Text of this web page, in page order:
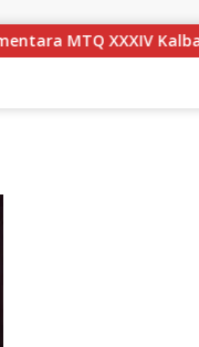
MTQ XXXIV Kalbar